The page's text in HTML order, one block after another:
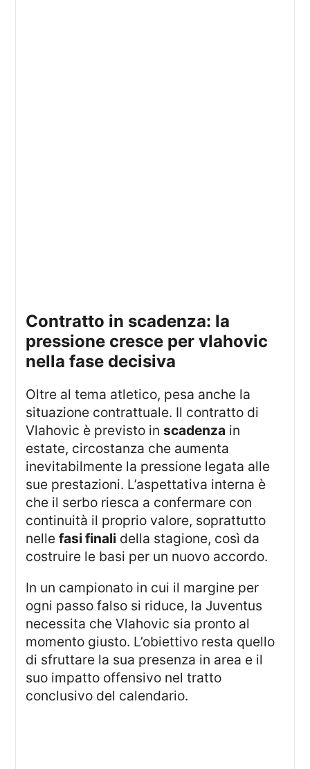
contratto in scadenza: la
pressione cresce per vlahovic
nella fase decisiva
Oltre al tema atletico, pesa anche la
situazione contrattuale. Il contratto di
Vlahovic è previsto inscadenza in
estate, circostanza che aumenta
inevitabilmente la pressione legata alle
sue prestazioni. L’aspettativa interna è
che il serbo riesca a confermare con
continuità il proprio valore, soprattutto
nellefasi finali della stagione, così da
costruire le basi per un nuovo accordo.
In un campionato in cui il margine per
ogni passo falso si riduce, la Juventus
necessita che Vlahovic sia pronto al
momento giusto. L’obiettivo resta quello
di sfruttare la sua presenza in area e il
suo impatto offensivo nel tratto
conclusivo del calendario.